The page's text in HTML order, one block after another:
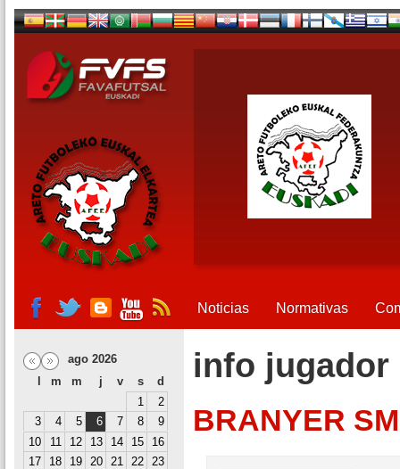
Noticias Normativas
ago 2026
m m j v s
d
1
2
3
4 5 6 7 8
9
10
11 12 13 14 15
16
17
18 19 20 21 22 23
info jugador
BRANYER